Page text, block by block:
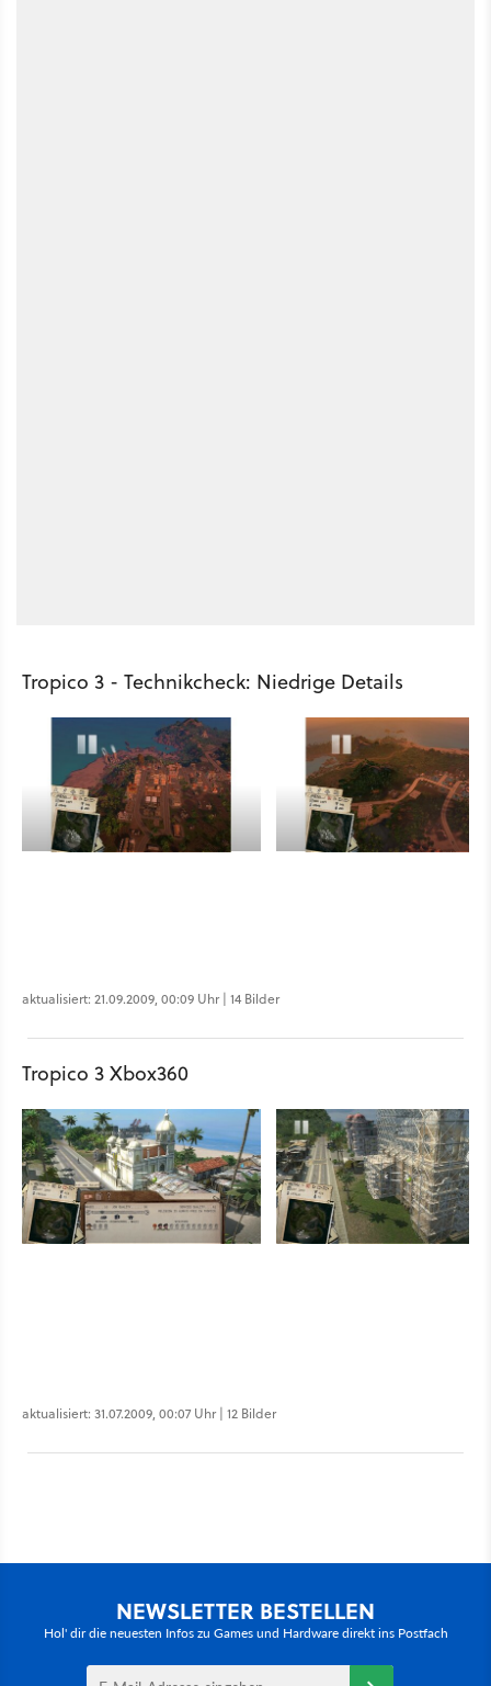
Tropico 3 - Technikcheck: Niedrige Details
aktualisiert: 21.09.2009, 00:09 Uhr | 14 Bilder
Tropico 3 Xbox360
aktualisiert: 31.07.2009, 00:07 Uhr | 12 Bilder
NEWSLETTER BESTELLEN
Hol' dir die neuesten Infos zu Games und Hardware direkt ins Postfach